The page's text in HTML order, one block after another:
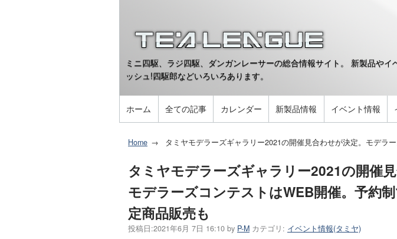
ミニ四駆、ラジ四駆、ダンガンレーサーの総合情報サイト。 新製品や
ッシュ!四駆郎などいろいろあります。
ホーム 全ての記事 カレンダー 新製品情報 イベント情報
Home タミヤモデラーズギャラリー2021の開催見合わせが決定。モデラ
タミヤモデラーズギャラリー2021の開催見
モデラーズコンテストはWEB開催。予約
定商品販売も
投稿日:2021年6月 7日 16:10 by P-M カテゴリ: イベント情報(タミヤ)